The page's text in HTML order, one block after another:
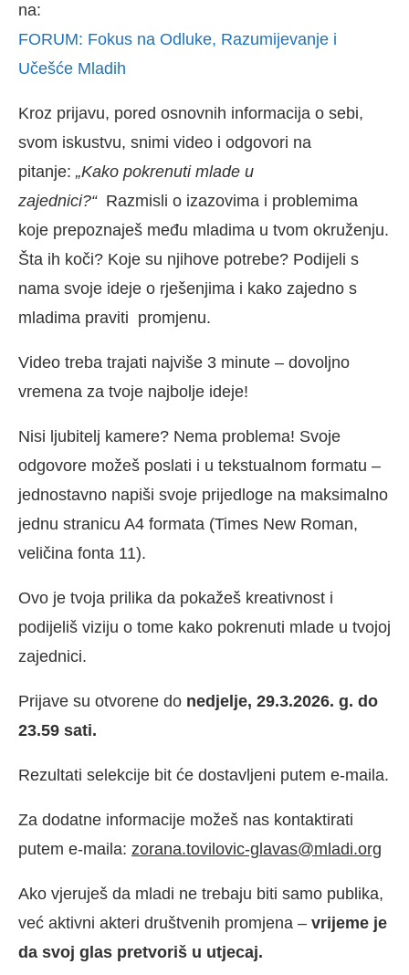
na:
FORUM: Fokus na Odluke, Razumijevanje i
Učešće Mladih
Kroz prijavu, pored osnovnih informacija o sebi,
svom iskustvu, snimi video i odgovori na
pitanje: „Kako pokrenuti mlade u
zajednici?“Razmisli o izazovima i problemima
koje prepoznaješ među mladima u tvom okruženju.
Šta ih koči? Koje su njihove potrebe? Podijeli s
nama svoje ideje o rješenjima i kako zajedno s
mladima praviti promjenu.
Video treba trajati najviše 3 minute – dovoljno
vremena za tvoje najbolje ideje!
Nisi ljubitelj kamere? Nema problema! Svoje
odgovore možeš poslati i u tekstualnom formatu –
jednostavno napiši svoje prijedloge na maksimalno
jednu stranicu A4 formata (Times New Roman,
veličina fonta 11).
Ovo je tvoja prilika da pokažeš kreativnost i
podijeliš viziju o tome kako pokrenuti mlade u tvojoj
zajednici.
Prijave su otvorene do nedjelje, 29.3.2026. g. do
23.59 sati.
Rezultati selekcije bit će dostavljeni putem e-maila.
Za dodatne informacije možeš nas kontaktirati
putem e-maila: zorana.tovilovic-glavas@mladi.org
Ako vjeruješ da mladi ne trebaju biti samo publika,
već aktivni akteri društvenih promjena – vrijeme je
da svoj glas pretvoriš u utjecaj.